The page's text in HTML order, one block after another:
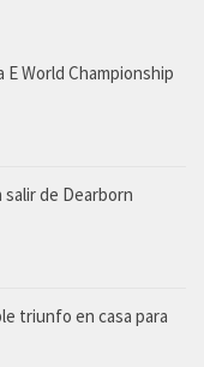
E World Championship
salir de Dearborn
triunfo en casa para